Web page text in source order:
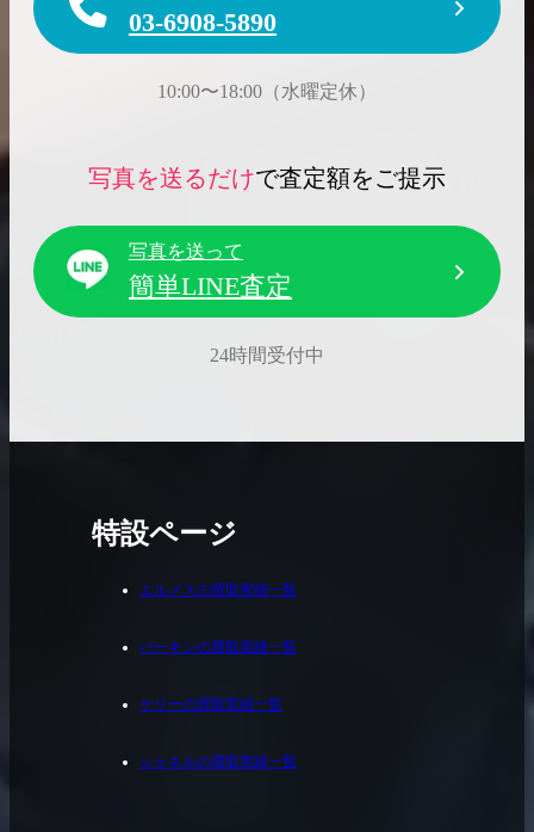
03-6908-5890
10:00〜18:00（水曜定休）
写真を送るだけで査定額をご提示
写真を送って
簡単LINE査定
24時間受付中
特設ページ
エルメスの買取実績一覧
バーキンの買取実績一覧
ケリーの買取実績一覧
シャネルの買取実績一覧